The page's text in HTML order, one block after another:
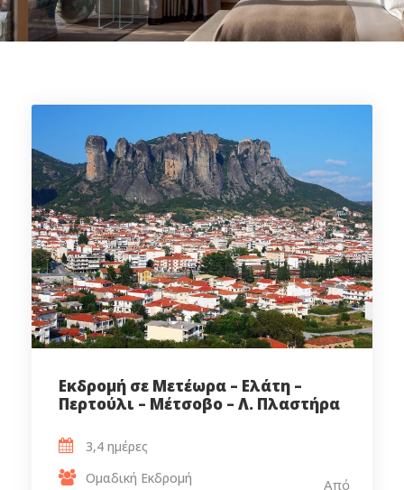
Εκδρομή σε Μετέωρα – Ελάτη –
Περτούλι – Μέτσοβο – Λ. Πλαστήρα
Από
3,4 ημέρες
Ομαδική Εκδρομή